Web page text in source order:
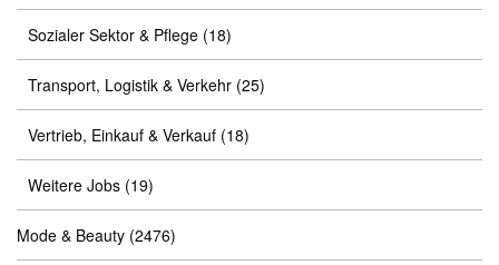
Sozialer Sektor & Pflege (18)
Transport, Logistik & Verkehr (25)
Vertrieb, Einkauf & Verkauf (18)
Weitere Jobs (19)
Mode & Beauty (2476)